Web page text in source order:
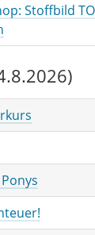
Stoffbild